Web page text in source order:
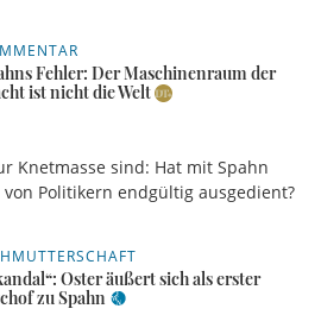
Fehler: Der Maschinenraum der
ist nicht die Welt
Knetmasse sind: Hat mit Spahn
Politikern endgültig ausgedient?
Oster äußert sich als erster
zu Spahn